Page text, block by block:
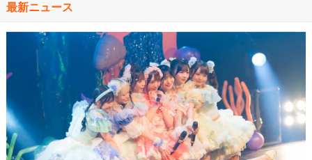
最新ニュース